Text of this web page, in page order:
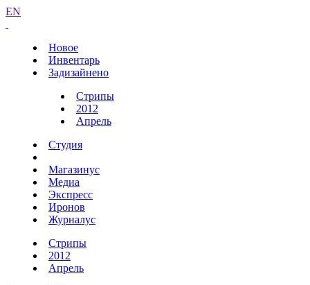
EN
Новое
Инвентарь
Задизайнено
Стрипы
2012
Апрель
Студия
Магазинус
Медиа
Экспресс
Иронов
Журналус
Стрипы
2012
Апрель